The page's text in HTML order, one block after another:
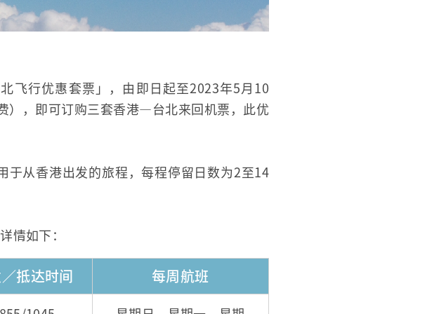
飞行优惠套票」，由即日起至2023年5月10
），即可订购三套香港—台北来回机票，此优
于从香港出发的旅程，每程停留日数为2至14
情如下：
抵达时间 每周航班